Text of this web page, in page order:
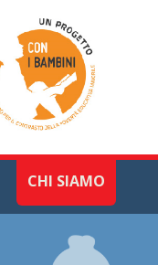
CHI SIAMO